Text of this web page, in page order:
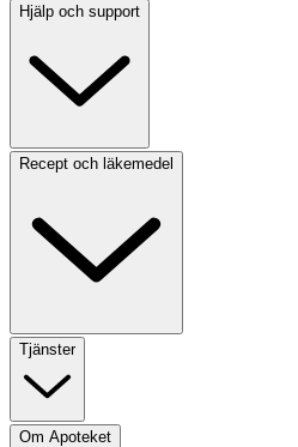
Hjälp och support
Recept och läkemedel
Tjänster
Om Apoteket